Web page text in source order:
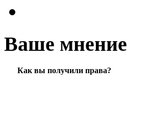
Ваше мнение
Как вы получили права?